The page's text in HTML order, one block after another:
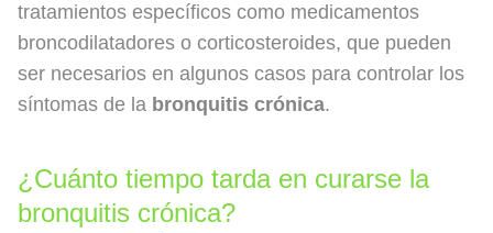
tratamientos específicos como medicamentos
broncodilatadores o corticosteroides, que pueden
ser necesarios en algunos casos para controlar los
síntomas de la bronquitis crónica.
¿Cuánto tiempo tarda en curarse la
bronquitis crónica?